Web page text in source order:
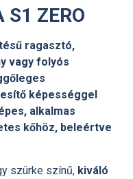
S1 ZERO
ragasztó,
vagy folyós
képességgel
alkalmas
kőhöz, beleértve
szürke színű, kiváló